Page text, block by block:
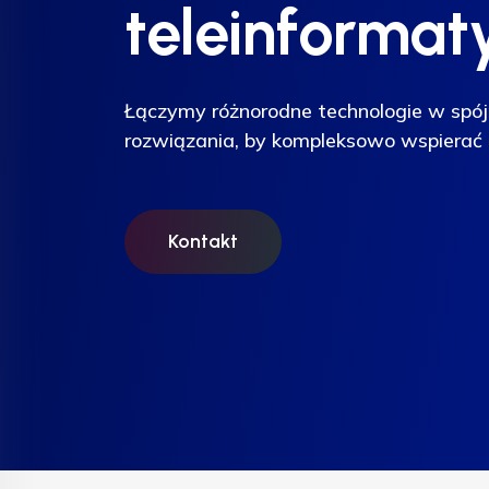
Łączymy różnorodne technologie w
rozwiązania, by kompleksowo
Kontakt
Łączymy różnorodne technologie w
rozwiązania, by kompleksowo
Kontakt
Łączymy różnorodne technologie w
rozwiązania, by kompleksowo
Kontakt